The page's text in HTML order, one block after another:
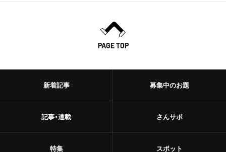
PAGE TOP
新着記事
記事・連載
特集
募集中のお題
さんサポ
スポット